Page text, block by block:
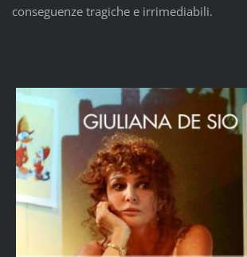
conseguenze tragiche e irrimediabili.